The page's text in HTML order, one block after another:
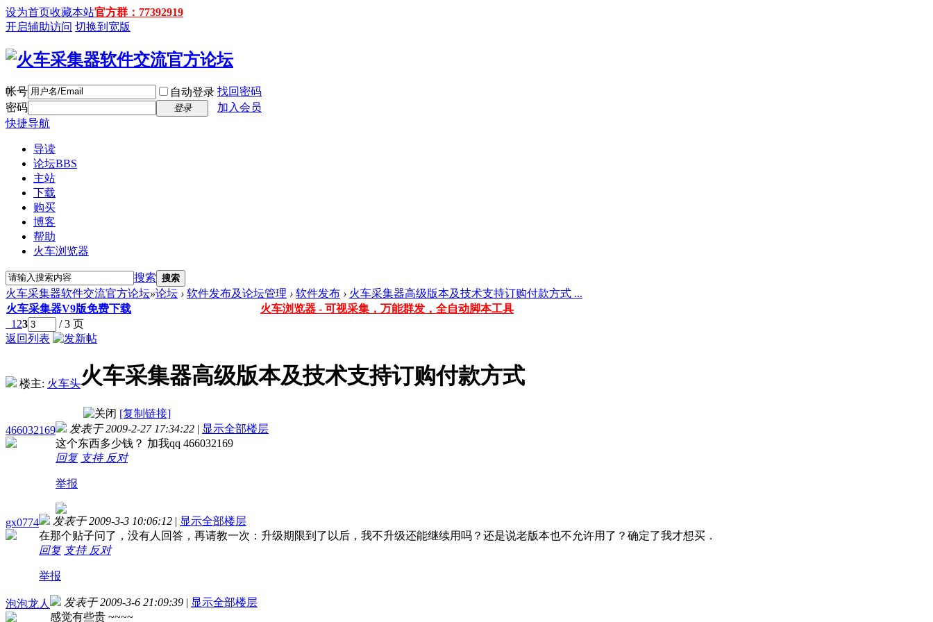
设为首页收藏本站官方群：77392919
开启辅助访问 切换到宽版
帐号 自动登录 找回密码
密码
登录
加入会员
快捷导航
导读
论坛BBS
主站
下载
购买
博客
帮助
火车浏览器
搜索 搜索
火车采集器软件交流官方论坛»论坛 › 软件发布及论坛管理 › 软件发布 › 火车采集器高级版本及技术支持订购付款方式 ...
火车采集器V9版免费下载
火车浏览器 - 可视采集，万能群发，全自动脚本工具
1 23
/ 3 页
返回列表
楼主: 火车头火车采集器高级版本及技术支持订购付款方式
[复制链接]
466032169
发表于 2009-2-27 17:34:22 | 显示全部楼层
这个东西多少钱？ 加我qq 466032169
回复 支持 反对
举报
gx0774 发表于 2009-3-3 10:06:12 | 显示全部楼层
在那个贴子问了，没有人回答，再请教一次：升级期限到了以后，我不升级还能继续用吗？还是说老版本也不允许用了？确定了我才想买．
回复 支持 反对
举报
泡泡龙人 发表于 2009-3-6 21:09:39 | 显示全部楼层
感觉有些贵 ~~~~